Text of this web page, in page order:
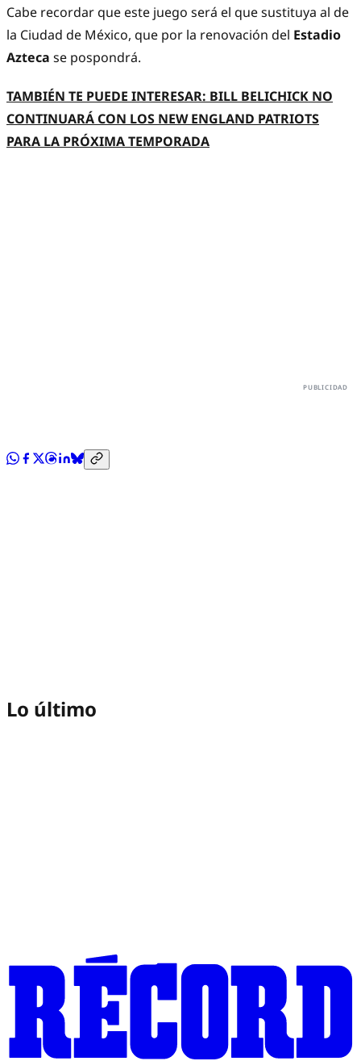
Cabe recordar que este juego será el que sustituya al de
la Ciudad de México, que por la renovación del Estadio
Azteca se pospondrá.
TAMBIÉN TE PUEDE INTERESAR: BILL BELICHICK NO
CONTINUARÁ CON LOS NEW ENGLAND PATRIOTS
PARA LA PRÓXIMA TEMPORADA
Lo último